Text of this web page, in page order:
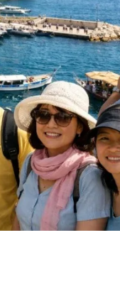
Price on Request
Роскошные
Аланья
Оба